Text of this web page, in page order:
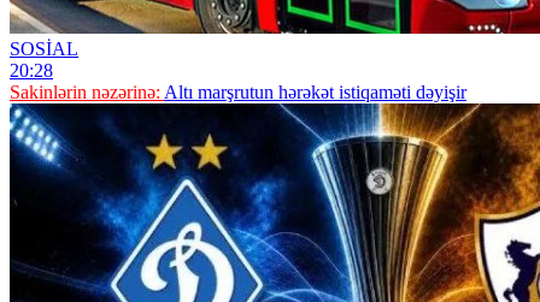
SOSİAL
20:28
Sakinlərin nəzərinə: Altı marşrutun hərəkət istiqaməti dəyişir